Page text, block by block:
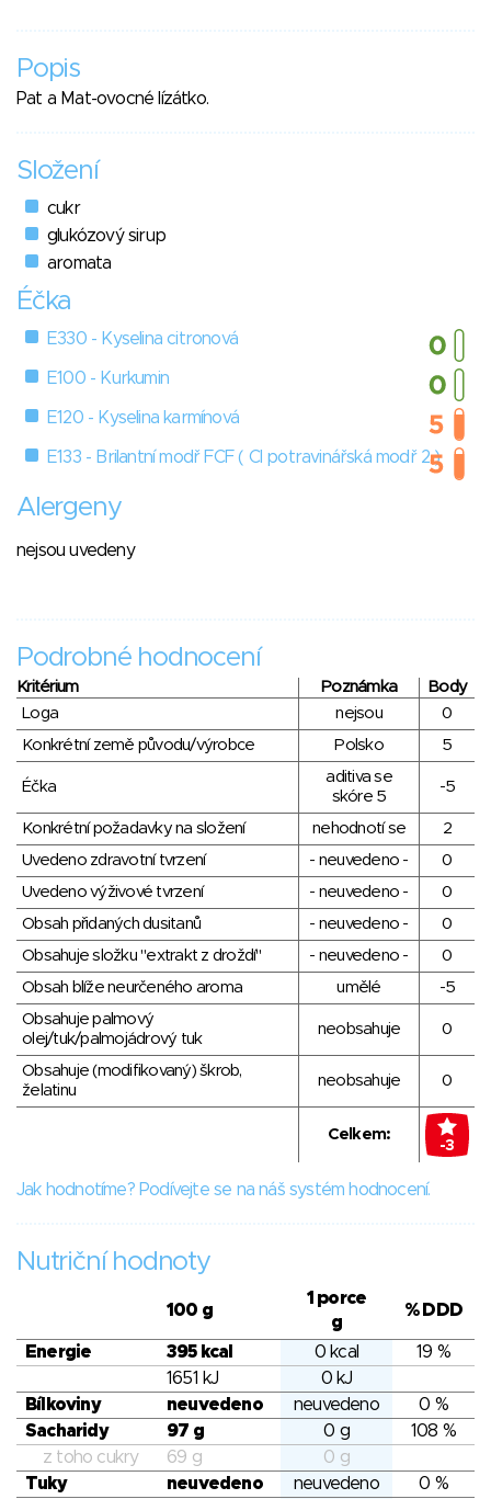
Popis
Pat a Mat-ovocné lízátko.
Složení
cukr
glukózový sirup
aromata
Éčka
E330 - Kyselina citronová
E100 - Kurkumin
E120 - Kyselina karmínová
E133 - Brilantní modř FCF ( Cl potravinářská modř 2 )
Alergeny
nejsou uvedeny
Podrobné hodnocení
Kritérium Poznámka
Body
Loga
nejsou
0
Konkrétní země původu/výrobce
Polsko 5
Éčka
aditiva se
skóre 5
-5
Konkrétní požadavky na složení nehodnotí se
2
Uvedeno zdravotní tvrzení
- neuvedeno -
0
Uvedeno výživové tvrzení
- neuvedeno -
0
Obsah přidaných dusitanů
- neuvedeno -
0
Obsahuje složku "extrakt z droždí"
- neuvedeno -
0
Obsah blíže neurčeného aroma
umělé
-5
Obsahuje palmový
olej/tuk/palmojádrový tuk
neobsahuje 0
Obsahuje (modifikovaný) škrob,
želatinu
neobsahuje 0
Celkem:
-3
Jak hodnotíme? Podívejte se na náš systém hodnocení.
Nutriční hodnoty
100 g
1 porce
g
% DDD
Energie 395 kcal 0 kcal
19 %
1651 kJ
0 kJ
Bílkoviny
neuvedeno neuvedeno
0 %
Sacharidy
97 g 0 g
108 %
z toho cukry
69 g
0 g
Tuky
neuvedeno neuvedeno
0 %